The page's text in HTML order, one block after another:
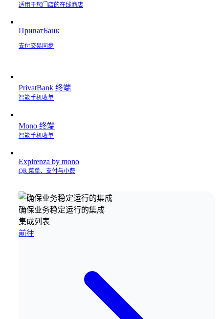
适用于您门店的在线商店
ПриватБанк
支付交易同步
PrivatBank 终端
智能手机收单
Mono 终端
智能手机收单
Expirenza by mono
QR 菜单、支付与小费
确保业务稳定运行的集成
集成列表
前往